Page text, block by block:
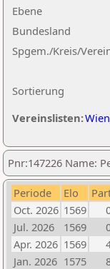
Ebene
Sortierung
Bundesland
Spgem./Kreis/
Vereinslisten:Wien
Pnr:147226 Name:
Periode Elo
Oct. 2026 1569
Jul. 2026
1569
Apr. 2026 1569
Jan. 2026 1575